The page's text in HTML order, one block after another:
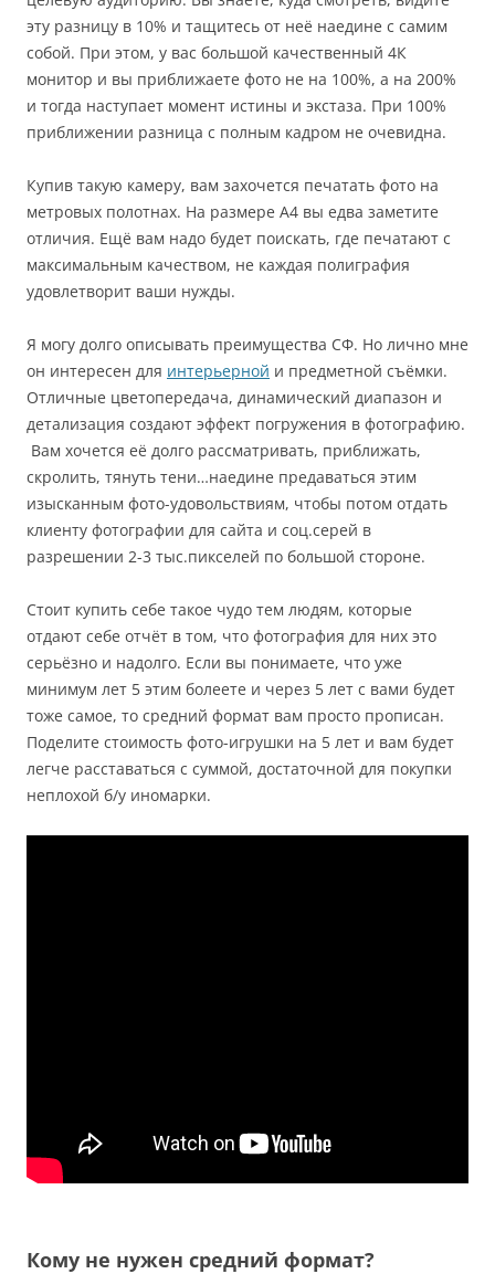
эту разницу в 10% и тащитесь от неё наедине с самим
собой. При этом, у вас большой качественный 4К
монитор и вы приближаете фото не на 100%, а на 200%
и тогда наступает момент истины и экстаза. При 100%
приближении разница с полным кадром не очевидна.
Купив такую камеру, вам захочется печатать фото на
метровых полотнах. На размере А4 вы едва заметите
отличия. Ещё вам надо будет поискать, где печатают с
максимальным качеством, не каждая полиграфия
удовлетворит ваши нужды.
Я могу долго описывать преимущества СФ. Но лично мне
он интересен для интерьерной и предметной съёмки.
Отличные цветопередача, динамический диапазон и
детализация создают эффект погружения в фотографию.
Вам хочется её долго рассматривать, приближать,
скролить, тянуть тени…наедине предаваться этим
изысканным фото-удовольствиям, чтобы потом отдать
клиенту фотографии для сайта и соц.серей в
разрешении 2-3 тыс.пикселей по большой стороне.
Стоит купить себе такое чудо тем людям, которые
отдают себе отчёт в том, что фотография для них это
серьёзно и надолго. Если вы понимаете, что уже
минимум лет 5 этим болеете и через 5 лет с вами будет
тоже самое, то средний формат вам просто прописан.
Поделите стоимость фото-игрушки на 5 лет и вам будет
легче расставаться с суммой, достаточной для покупки
неплохой б/у иномарки.
Кому не нужен средний формат?